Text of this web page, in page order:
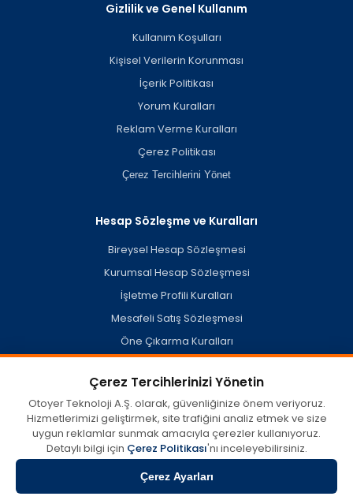
Gizlilik ve Genel Kullanım
Kullanım Koşulları
Kişisel Verilerin Korunması
İçerik Politikası
Yorum Kuralları
Reklam Verme Kuralları
Çerez Politikası
Çerez Tercihlerini Yönet
Hesap Sözleşme ve Kuralları
Bireysel Hesap Sözleşmesi
Kurumsal Hesap Sözleşmesi
İşletme Profili Kuralları
Mesafeli Satış Sözleşmesi
Öne Çıkarma Kuralları
otoyer.com'da kullanıcılar tarafından oluşturulan veya açık
kaynaklardan derlenen misafir işletme profilleri dahil her türlü
içerik, görüş ve bilginin doğruluğu, eksiksizliği ve yasallığına dair
tüm sorumluluk münhasıran içeriği sağlayan tarafa aittir.
Otoyer, 5651 Sayılı Kanun kapsamında 'Yer Sağlayıcı' olup; söz
Çerez Tercihlerinizi Yönetin
Otoyer Teknoloji A.Ş. olarak, güvenliğinize önem veriyoruz.
Hizmetlerimizi geliştirmek, site trafiğini analiz etmek ve size
uygun reklamlar sunmak amacıyla çerezler kullanıyoruz.
Detaylı bilgi için Çerez Politikası'nı inceleyebilirsiniz.
Çerez Ayarları